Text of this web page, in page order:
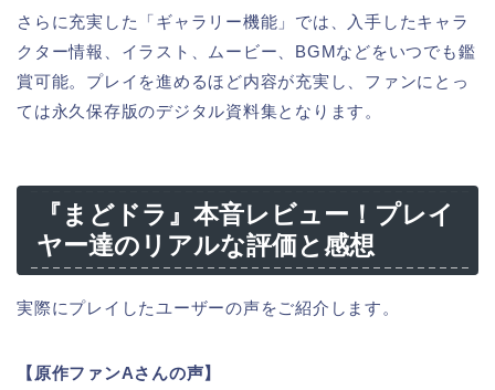
さらに充実した「ギャラリー機能」では、入手したキャラ
クター情報、イラスト、ムービー、BGMなどをいつでも鑑
賞可能。プレイを進めるほど内容が充実し、ファンにとっ
ては永久保存版のデジタル資料集となります。
『まどドラ』本音レビュー！プレイ
ヤー達のリアルな評価と感想
実際にプレイしたユーザーの声をご紹介します。
【原作ファンAさんの声】